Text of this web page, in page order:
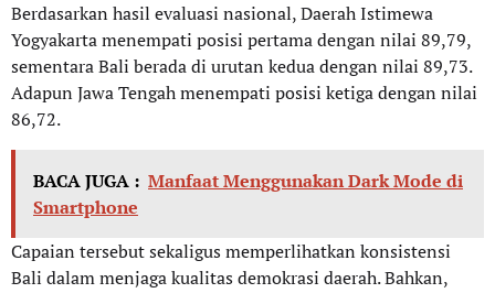
Berdasarkan hasil evaluasi nasional, Daerah Istimewa
Yogyakarta menempati posisi pertama dengan nilai 89,79,
sementara Bali berada di urutan kedua dengan nilai 89,73.
Adapun Jawa Tengah menempati posisi ketiga dengan nilai
86,72.
BACA JUGA : Manfaat Menggunakan Dark Mode di
Smartphone
Capaian tersebut sekaligus memperlihatkan konsistensi
Bali dalam menjaga kualitas demokrasi daerah. Bahkan,